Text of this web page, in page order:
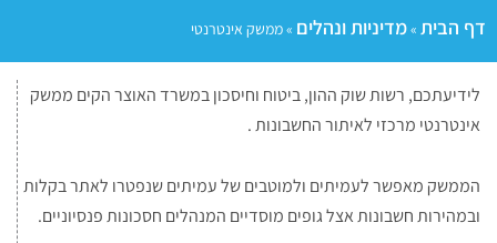
דף הבית »מדיניות ונהלים »ממשק אינטרנטי
לידיעתכם, רשות שוק ההון, ביטוח וחיסכון במשרד האוצר הקים ממשק
אינטרנטי מרכזי לאיתור החשבונות .
הממשק מאפשר לעמיתים ולמוטבים של עמיתים שנפטרו לאתר בקלות
ובמהירות חשבונות אצל גופים מוסדיים המנהלים חסכונות פנסיוניים.